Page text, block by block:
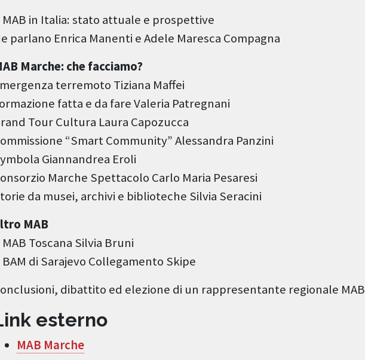
MAB in Italia: stato attuale e prospettive
parlano Enrica Manenti e Adele Maresca Compagna
Marche: che facciamo?
terremoto Tiziana Maffei
fatta e da fare Valeria Patregnani
Tour Cultura Laura Capozucca
“Smart Community” Alessandra Panzini
Giannandrea Eroli
Marche Spettacolo Carlo Maria Pesaresi
da musei, archivi e biblioteche Silvia Seracini
MAB
MAB Toscana Silvia Bruni
BAM di Sarajevo Collegamento Skipe
dibattito ed elezione di un rappresentante regionale MAB
esterno
MAB Marche